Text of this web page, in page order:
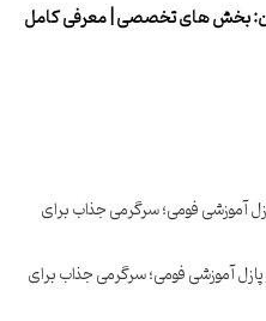
بخش های تخصصی | معرفی کامل
آموزشی فومی؛ سرگرمی جذاب برای
آموزشی فومی؛ سرگرمی جذاب برای